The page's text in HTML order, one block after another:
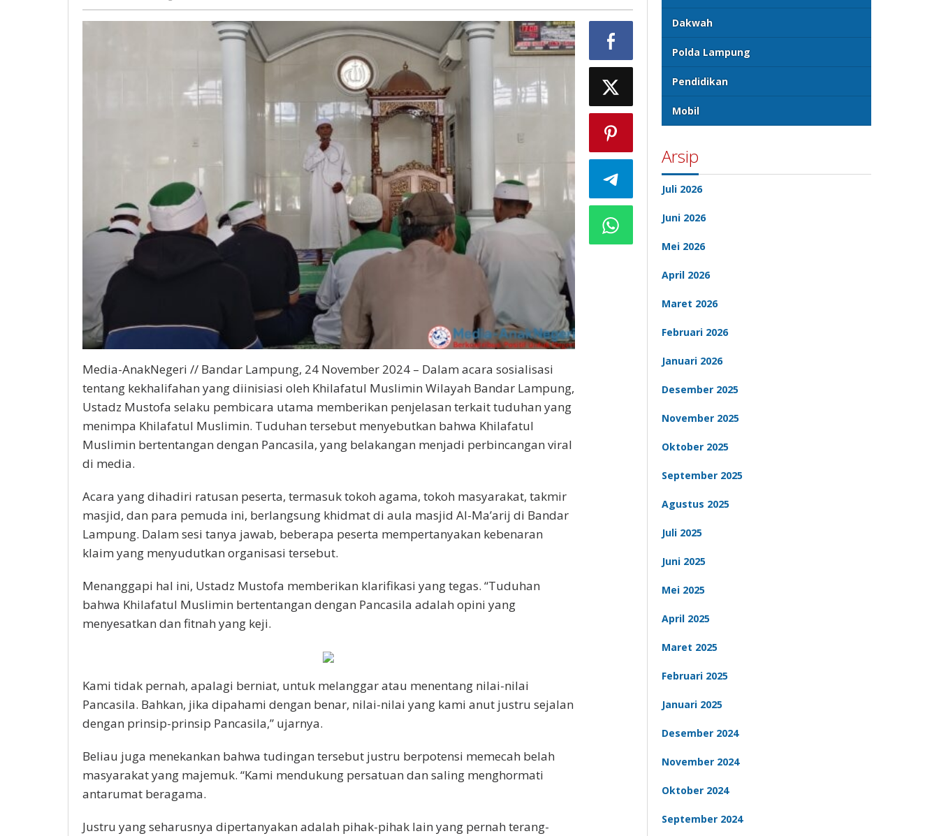
Anak
Media-AnakNegeri // Bandar Lampung, 24 November 2024 – Dalam acara sosialisasi
tentang kekhalifahan yang diinisiasi oleh Khilafatul Muslimin Wilayah Bandar Lampung,
Ustadz Mustofa selaku pembicara utama memberikan penjelasan terkait tuduhan yang
menimpa Khilafatul Muslimin. Tuduhan tersebut menyebutkan bahwa Khilafatul
Muslimin bertentangan dengan Pancasila, yang belakangan menjadi perbincangan viral
di media.
Acara yang dihadiri ratusan peserta, termasuk tokoh agama, tokoh masyarakat, takmir
masjid, dan para pemuda ini, berlangsung khidmat di aula masjid Al-Ma’arij di Bandar
Lampung. Dalam sesi tanya jawab, beberapa peserta mempertanyakan kebenaran
klaim yang menyudutkan organisasi tersebut.
Menanggapi hal ini, Ustadz Mustofa memberikan klarifikasi yang tegas. “Tuduhan
bahwa Khilafatul Muslimin bertentangan dengan Pancasila adalah opini yang
menyesatkan dan fitnah yang keji.
Kami tidak pernah, apalagi berniat, untuk melanggar atau menentang nilai-nilai
Pancasila. Bahkan, jika dipahami dengan benar, nilai-nilai yang kami anut justru sejalan
dengan prinsip-prinsip Pancasila,” ujarnya.
Beliau juga menekankan bahwa tudingan tersebut justru berpotensi memecah belah
masyarakat yang majemuk. “Kami mendukung persatuan dan saling menghormati
antarumat beragama.
Justru yang seharusnya dipertanyakan adalah pihak-pihak lain yang pernah terang-
Dakwah
Polda Lampung
Pendidikan
Mobil
Arsip
Juli 2026
Juni 2026
Mei 2026
April 2026
Maret 2026
Februari 2026
Januari 2026
Desember 2025
November 2025
Oktober 2025
September 2025
Agustus 2025
Juli 2025
Juni 2025
Mei 2025
April 2025
Maret 2025
Februari 2025
Januari 2025
Desember 2024
November 2024
Oktober 2024
September 2024